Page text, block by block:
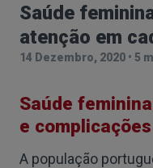
Saúde
atenção em
14 Dezembro, 2020 • 5
Saúde
e complicações
A população